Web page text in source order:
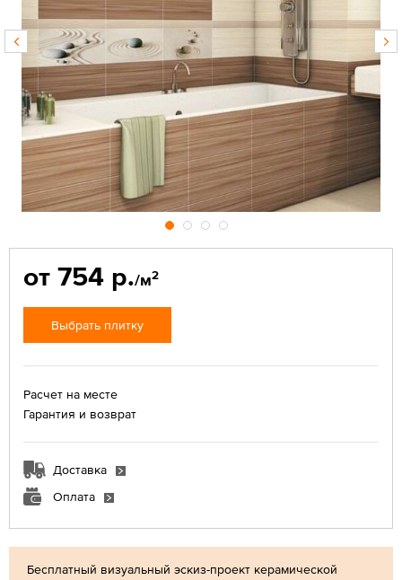
Бесплатный визуальный эскиз-проект керамической
от 754 р./м2
Выбрать плитку
Расчет на месте
Гарантия и возврат
Доставка
Оплата